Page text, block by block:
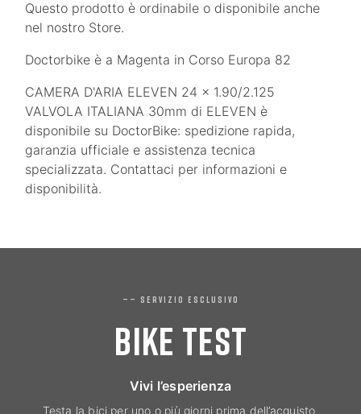
Questo prodotto è ordinabile o disponibile anche
nel nostro Store.
Doctorbike è a Magenta in Corso Europa 82
CAMERA D'ARIA ELEVEN 24 x 1.90/2.125
VALVOLA ITALIANA 30mm di ELEVEN è
disponibile su DoctorBike: spedizione rapida,
garanzia ufficiale e assistenza tecnica
specializzata. Contattaci per informazioni e
disponibilità.
—— SERVIZIO ESCLUSIVO
BIKE TEST
Vivi l’esperienza
Testa la bici per uno o più giorni prima dell’acquisto.